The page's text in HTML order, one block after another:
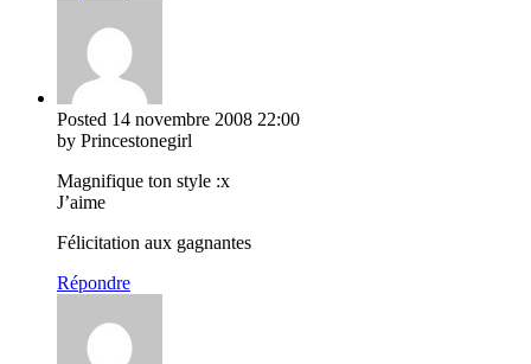
Posted 14 novembre 2008 22:00
by Princestonegirl
Magnifique ton style :x
J’aime
Félicitation aux gagnantes
Répondre